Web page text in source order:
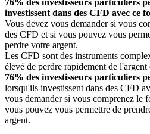
investissent dans des CFD avec ce
Vous devez vous demander si vous
des CFD et si vous pouvez vous
perdre votre argent.
Les CFD sont des instruments
élevé de perdre rapidement de
76% des investisseurs particuliers
lorsqu'ils investissent dans des CFD
vous demander si vous comprenez le
vous pouvez vous permettre de
argent.